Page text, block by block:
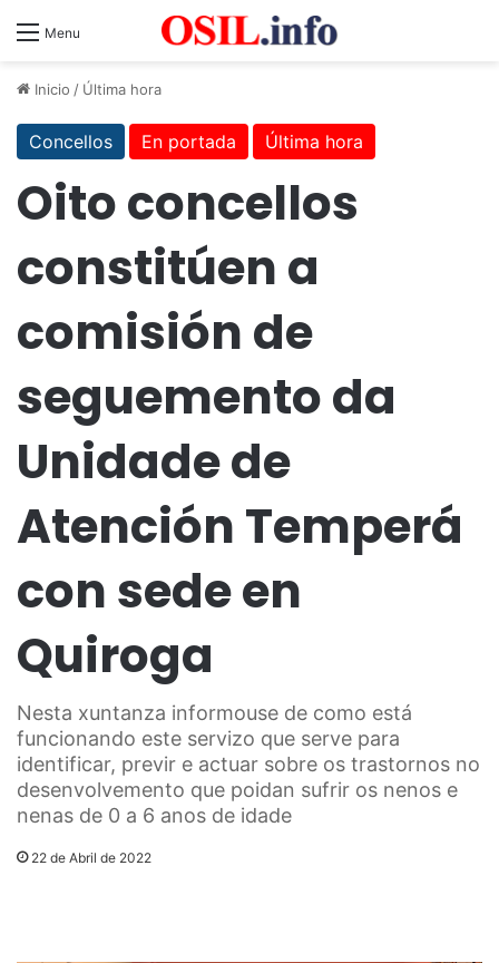
Menu
Inicio / Última hora
Concellos En portada Última hora
Oito concellos
constitúen a
comisión de
seguemento da
Unidade de
Atención Temperá
con sede en
Quiroga
Nesta xuntanza informouse de como está
funcionando este servizo que serve para
identificar, previr e actuar sobre os trastornos no
desenvolvemento que poidan sufrir os nenos e
nenas de 0 a 6 anos de idade
22 de Abril de 2022